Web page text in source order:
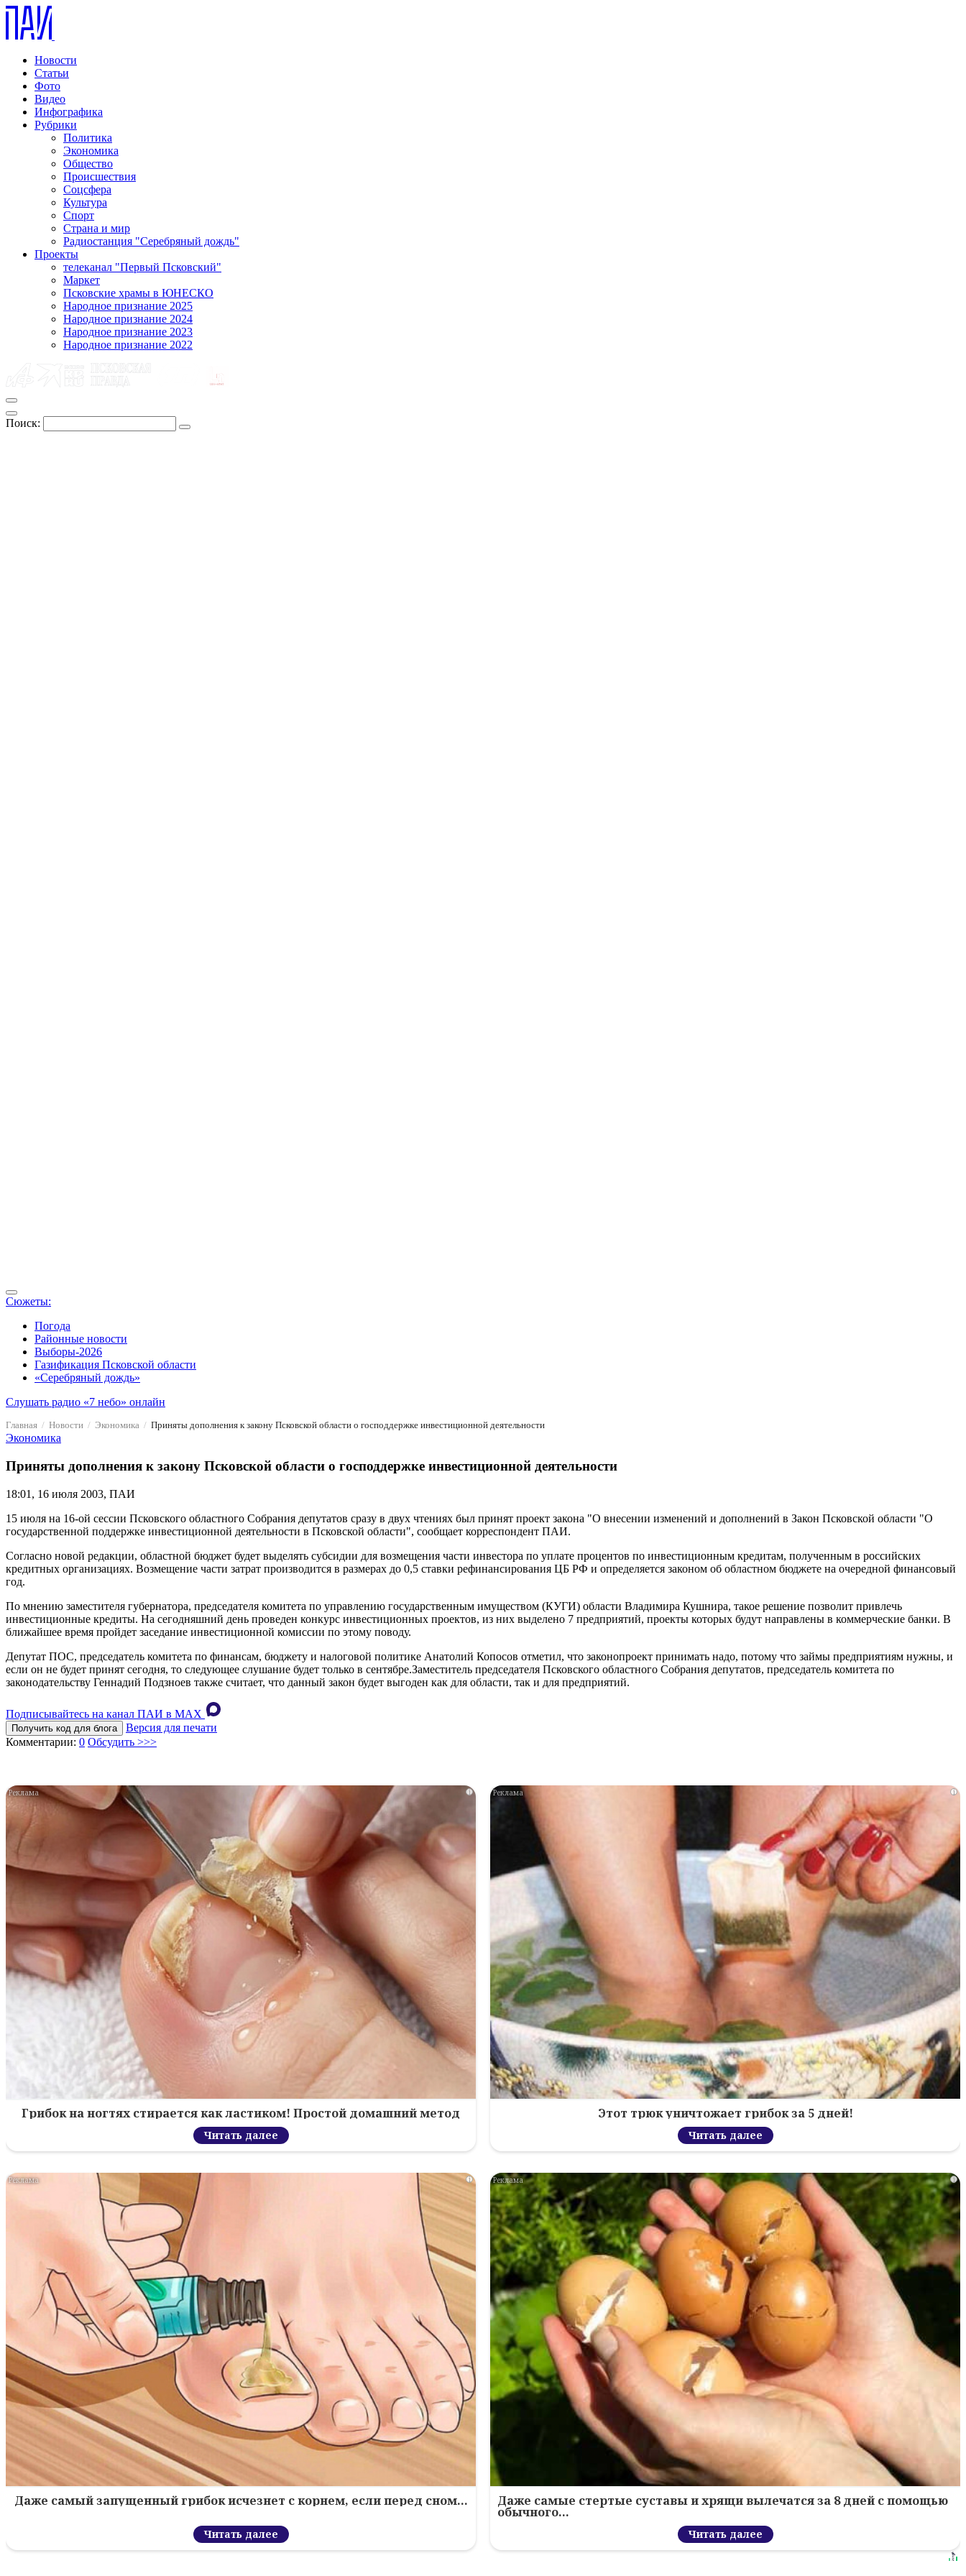
Новости
Статьи
Фото
Видео
Инфографика
Рубрики
Политика
Экономика
Общество
Происшествия
Соцсфера
Культура
Спорт
Страна и мир
Радиостанция "Серебряный дождь"
Проекты
телеканал "Первый Псковский"
Маркет
Псковские храмы в ЮНЕСКО
Народное признание 2025
Народное признание 2024
Народное признание 2023
Народное признание 2022
Поиск:
Сюжеты:
Погода
Районные новости
Выборы-2026
Газификация Псковской области
«Серебряный дождь»
Слушать радио «7 небо» онлайн
Главная Новости Экономика Приняты дополнения к закону Псковской области о господдержке инвестиционной деятельности
Экономика
Приняты дополнения к закону Псковской области о господдержке инвестиционной деятельности
18:01, 16 июля 2003, ПАИ
15 июля на 16-ой сессии Псковского областного Собрания депутатов сразу в двух чтениях был принят проект закона "О внесении изменений и дополнений в Закон Псковской области "О
государственной поддержке инвестиционной деятельности в Псковской области", сообщает корреспондент ПАИ.
Согласно новой редакции, областной бюджет будет выделять субсидии для возмещения части инвестора по уплате процентов по инвестиционным кредитам, полученным в российских
кредитных организациях. Возмещение части затрат производится в размерах до 0,5 ставки рефинансирования ЦБ РФ и определяется законом об областном бюджете на очередной финансовый
год.
По мнению заместителя губернатора, председателя комитета по управлению государственным имуществом (КУГИ) области Владимира Кушнира, такое решение позволит привлечь
инвестиционные кредиты. На сегодняшний день проведен конкурс инвестиционных проектов, из них выделено 7 предприятий, проекты которых будут направлены в коммерческие банки. В
ближайшее время пройдет заседание инвестиционной комиссии по этому поводу.
Депутат ПОС, председатель комитета по финансам, бюджету и налоговой политике Анатолий Копосов отметил, что законопроект принимать надо, потому что займы предприятиям нужны, и
если он не будет принят сегодня, то следующее слушание будет только в сентябре.Заместитель председателя Псковского областного Собрания депутатов, председатель комитета по
законодательству Геннадий Подзноев также считает, что данный закон будет выгоден как для области, так и для предприятий.
Подписывайтесь на канал ПАИ в MAХ
Получить код для блога
Версия для печати
Комментарии: 0 Обсудить >>>
i
Грибок на ногтях стирается как ластиком! Простой домашний метод
Читать далее
i
Этот трюк уничтожает грибок за 5 дней!
Читать далее
i
Даже самый запущенный грибок исчезнет с корнем, если перед сном…
Читать далее
i
Даже самые стертые суставы и хрящи вылечатся за 8 дней с помощью
обычного…
Читать далее